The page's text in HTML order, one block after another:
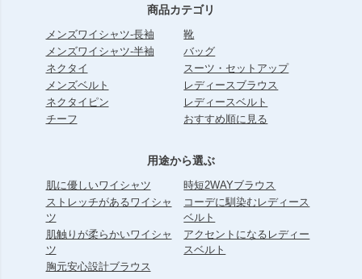
商品カテゴリ
メンズワイシャツ-長袖
メンズワイシャツ-半袖
ネクタイ
メンズベルト
ネクタイピン
チーフ
靴
バッグ
スーツ・セットアップ
レディースブラウス
レディースベルト
おすすめ順に見る
用途から選ぶ
肌に優しいワイシャツ
ストレッチがあるワイシャ
ツ
肌触りが柔らかいワイシャ
ツ
胸元安心設計ブラウス
時短2WAYブラウス
コーデに馴染むレディース
ベルト
アクセントになるレディー
スベルト